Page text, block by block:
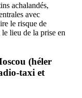
achalandés,
avec
le risque de
lieu de la prise en
(héler
taxi et